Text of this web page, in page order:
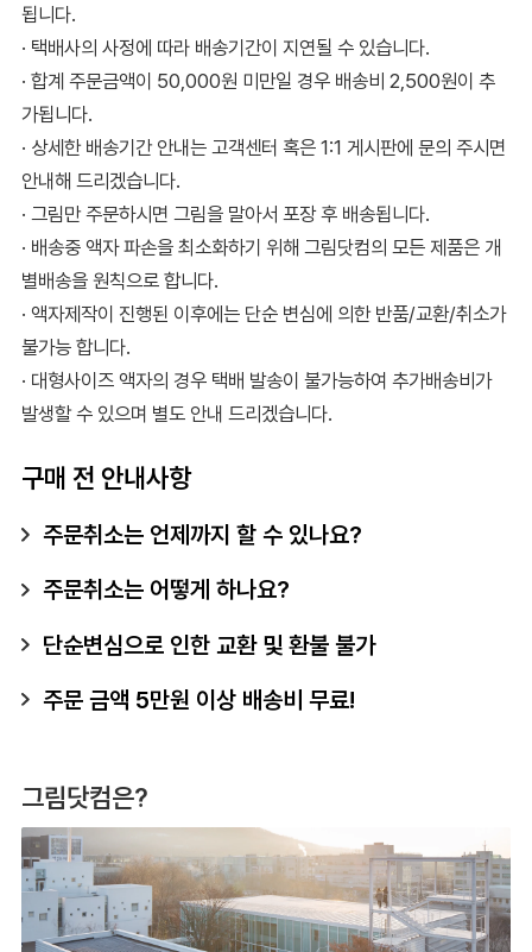
됩니다.
· 택배사의 사정에 따라 배송기간이 지연될 수 있습니다.
· 합계 주문금액이 50,000원 미만일 경우 배송비 2,500원이 추
가됩니다.
· 상세한 배송기간 안내는 고객센터 혹은 1:1 게시판에 문의 주시면
안내해 드리겠습니다.
· 그림만 주문하시면 그림을 말아서 포장 후 배송됩니다.
· 배송중 액자 파손을 최소화하기 위해 그림닷컴의 모든 제품은 개
별배송을 원칙으로 합니다.
· 액자제작이 진행된 이후에는 단순 변심에 의한 반품/교환/취소가
불가능 합니다.
· 대형사이즈 액자의 경우 택배 발송이 불가능하여 추가배송비가
발생할 수 있으며 별도 안내 드리겠습니다.
구매 전 안내사항
주문취소는 언제까지 할 수 있나요?
주문취소는 어떻게 하나요?
단순변심으로 인한 교환 및 환불 불가
주문 금액 5만원 이상 배송비 무료!
그림닷컴은?